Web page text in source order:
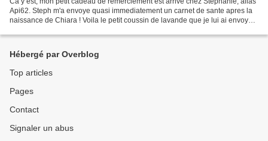
Api62. Steph m'a envoye quasi immediatement un carnet de sante apres la
naissance de Chiara ! Voila le petit coussin de lavande que je lui ai envoye,
Hébergé par Overblog
Top articles
Pages
Contact
Signaler un abus